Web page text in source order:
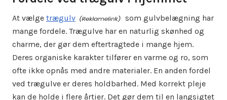
At vælge trægulv
som gulvbelægning har
mange fordele. Trægulve har en naturlig skønhed og
charme, der gør dem eftertragtede i mange hjem.
Deres organiske karakter tilfører en varme og ro, som
ofte ikke opnås med andre materialer. En anden fordel
ved trægulve er deres holdbarhed. Med korrekt pleje
kan de holde i flere årtier. Det gør dem til en langsigtet